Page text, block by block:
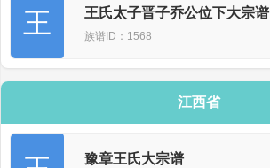
王 王氏太子晋子乔公位下大宗谱
族谱ID：1568
江西省
豫章王氏大宗谱